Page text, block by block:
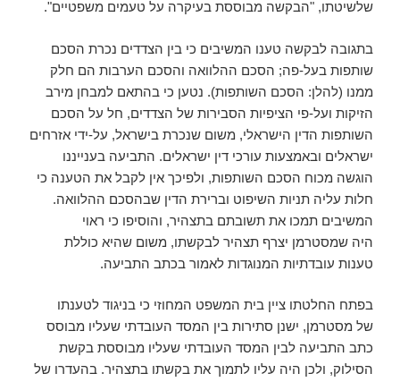
שלשיטתו, "הבקשה מבוססת בעיקרה על טעמים משפטיים".
בתגובה לבקשה טענו המשיבים כי בין הצדדים נכרת הסכם
שותפות בעל-פה; הסכם ההלוואה והסכם הערבות הם חלק
ממנו (להלן: הסכם השותפות). נטען כי בהתאם למבחן מירב
הזיקות ועל-פי הציפיות הסבירות של הצדדים, חל על הסכם
השותפות הדין הישראלי, משום שנכרת בישראל, על-ידי אזרחים
ישראלים ובאמצעות עורכי דין ישראלים. התביעה בענייננו
הוגשה מכוח הסכם השותפות, ולפיכך אין לקבל את הטענה כי
חלות עליה תניות השיפוט וברירת הדין שבהסכם ההלוואה.
המשיבים תמכו את תשובתם בתצהיר, והוסיפו כי ראוי
היה שמסטרמן יצרף תצהיר לבקשתו, משום שהיא כוללת
טענות עובדתיות המנוגדות לאמור בכתב התביעה.
בפתח החלטתו ציין בית המשפט המחוזי כי בניגוד לטענתו
של מסטרמן, ישנן סתירות בין המסד העובדתי שעליו מבוסס
כתב התביעה לבין המסד העובדתי שעליו מבוססת בקשת
הסילוק, ולכן היה עליו לתמוך את בקשתו בתצהיר. בהעדרו של